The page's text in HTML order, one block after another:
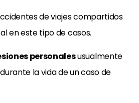
de viajes compartidos
en este tipo de casos.
personalesusualmente
la vida de un caso de